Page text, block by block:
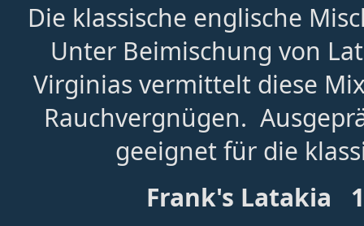
Die klassische englische
Unter Beimischung von
Virginias vermittelt diese
Rauchvergnügen.
geeignet für die
Frank's Latakia